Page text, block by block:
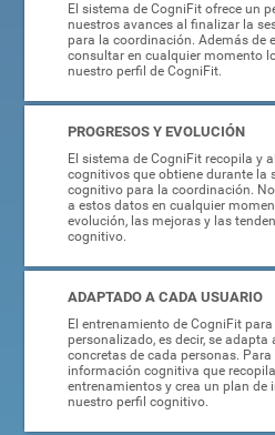
El sistema de CogniFit ofrece un
nuestros avances al finalizar la
para la coordinación. Además de
consultar en cualquier momento
nuestro perfil de CogniFit.
PROGRESOS Y EVOLUCIÓN
El sistema de CogniFit recopila y
cognitivos que obtiene durante la
cognitivo para la coordinación.
a estos datos en cualquier
evolución, las mejoras y las
cognitivo.
ADAPTADO A CADA USUARIO
El entrenamiento de CogniFit
personalizado, es decir, se adapta
concretas de cada personas.
información cognitiva que
entrenamientos y crea un plan de
nuestro perfil cognitivo.